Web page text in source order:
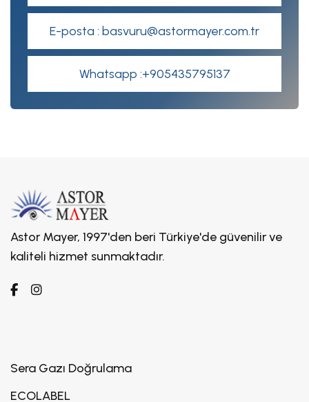
E-posta : basvuru@astormayer.com.tr
Whatsapp :+905435795137
Astor Mayer, 1997'den beri Türkiye'de güvenilir ve
kaliteli hizmet sunmaktadır.
Sera Gazı Doğrulama
ECOLABEL